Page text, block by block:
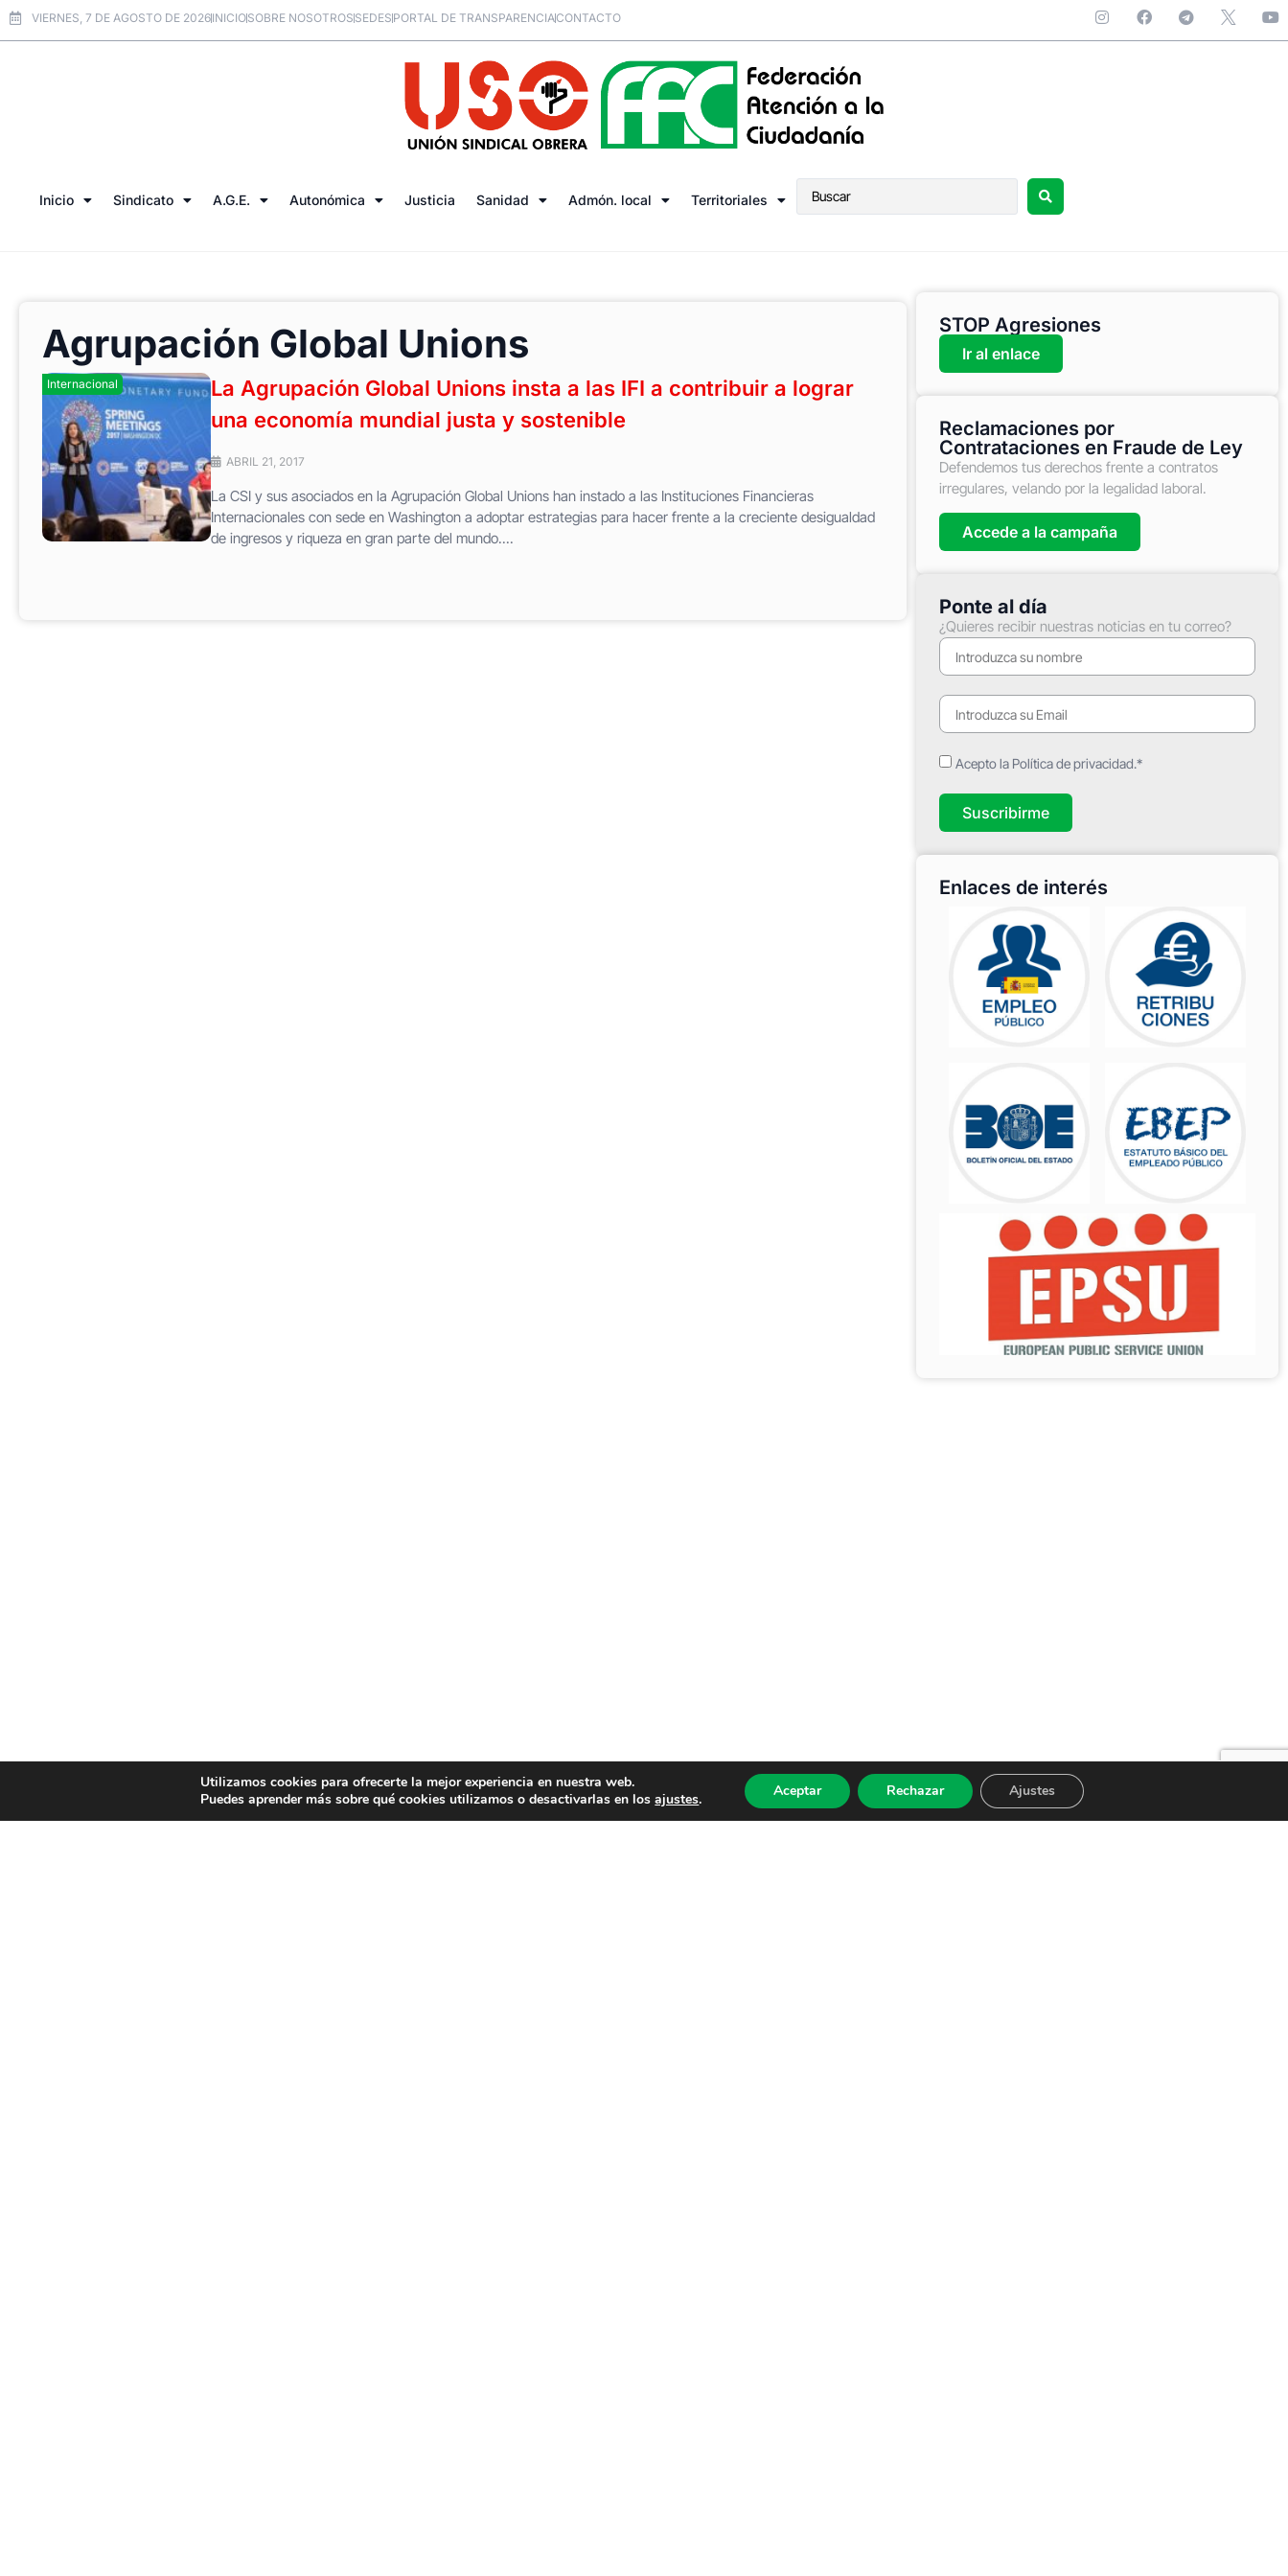
VIERNES, 7 DE AGOSTO DE 2026INICIOSOBRE NOSOTROSSEDESPORTAL DE TRANSPARENCIACONTACTO
Inicio Sindicato A.G.E. Autonómica Justicia Sanidad Admón. local Territoriales
Agrupación Global Unions
Internacional
La Agrupación Global Unions insta a las IFI a contribuir a lograr
una economía mundial justa y sostenible
ABRIL 21, 2017
La CSI y sus asociados en la Agrupación Global Unions han instado a las Instituciones Financieras
Internacionales con sede en Washington a adoptar estrategias para hacer frente a la creciente desigualdad
de ingresos y riqueza en gran parte del mundo....
STOP Agresiones
Ir al enlace
Reclamaciones por
Contrataciones en Fraude de Ley
Defendemos tus derechos frente a contratos
irregulares, velando por la legalidad laboral.
Accede a la campaña
Ponte al día
¿Quieres recibir nuestras noticias en tu correo?
Acepto la Política de privacidad.*
Suscribirme
Enlaces de interés
Utilizamos cookies para ofrecerte la mejor experiencia en nuestra web.
Puedes aprender más sobre qué cookies utilizamos o desactivarlas en losajustes. Aceptar Rechazar Ajustes